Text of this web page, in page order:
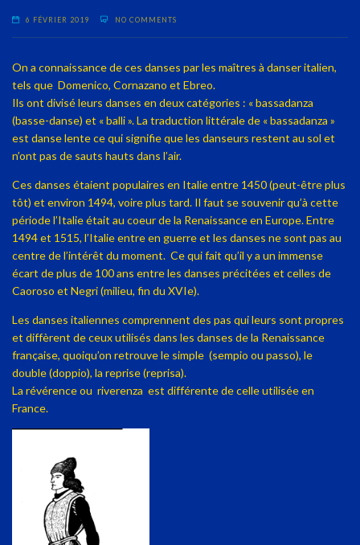
6 FÉVRIER 2019 NO COMMENTS
On a connaissance de ces danses par les maîtres à danser italien,
tels que Domenico, Cornazano et Ebreo.
Ils ont divisé leurs danses en deux catégories : « bassadanza
(basse-danse) et « balli ». La traduction littérale de « bassadanza »
est danse lente ce qui signifie que les danseurs restent au sol et
n’ont pas de sauts hauts dans l’air.
Ces danses étaient populaires en Italie entre 1450 (peut-être plus
tôt) et environ 1494, voire plus tard. Il faut se souvenir qu’à cette
période l’Italie était au coeur de la Renaissance en Europe. Entre
1494 et 1515, l’Italie entre en guerre et les danses ne sont pas au
centre de l’intérêt du moment. Ce qui fait qu’il y a un immense
écart de plus de 100 ans entre les danses précitées et celles de
Caoroso et Negri (milieu, fin du XVIe).
Les danses italiennes comprennent des pas qui leurs sont propres
et diffèrent de ceux utilisés dans les danses de la Renaissance
française, quoiqu’on retrouve le simple (sempio ou passo), le
double (doppio), la reprise (reprisa).
La révérence ou riverenza est différente de celle utilisée en
France.